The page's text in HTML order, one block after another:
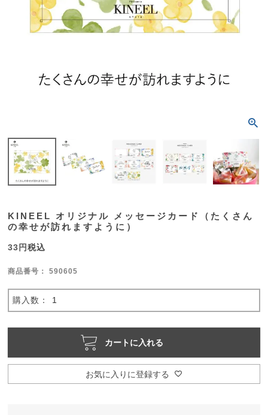
KINEEL オリジナル メッセージカード（たくさん
の幸せが訪れますように）
33 税込
商品番号 590605
お気に入りに登録する
カートに入れる